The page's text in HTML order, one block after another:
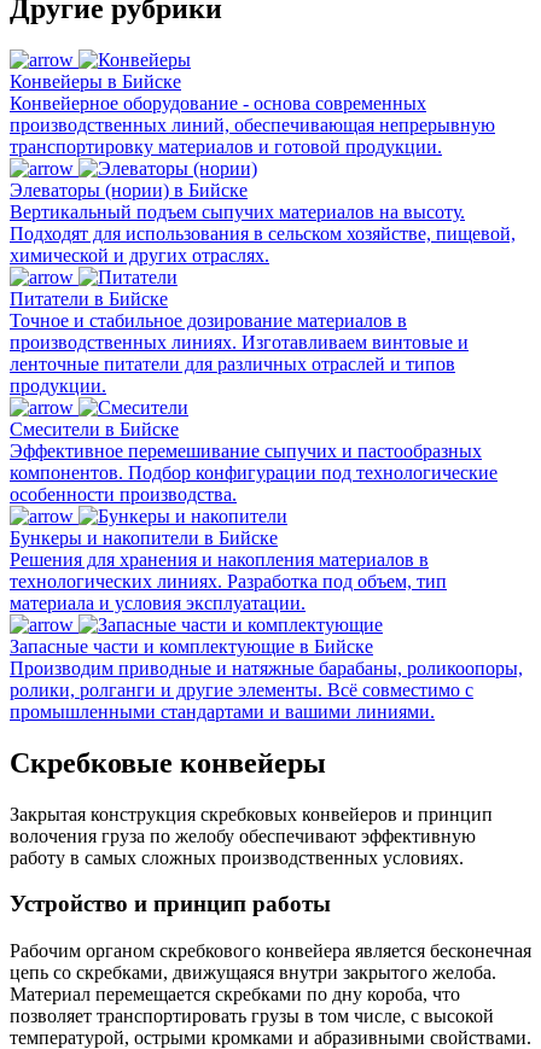
Другие рубрики
Конвейеры в Бийске
Конвейерное оборудование - основа современных
производственных линий, обеспечивающая непрерывную
транспортировку материалов и готовой продукции.
Элеваторы (нории) в Бийске
Вертикальный подъем сыпучих материалов на высоту.
Подходят для использования в сельском хозяйстве, пищевой,
химической и других отраслях.
Питатели в Бийске
Точное и стабильное дозирование материалов в
производственных линиях. Изготавливаем винтовые и
ленточные питатели для различных отраслей и типов
продукции.
Смесители в Бийске
Эффективное перемешивание сыпучих и пастообразных
компонентов. Подбор конфигурации под технологические
особенности производства.
Бункеры и накопители в Бийске
Решения для хранения и накопления материалов в
технологических линиях. Разработка под объем, тип
материала и условия эксплуатации.
Запасные части и комплектующие в Бийске
Производим приводные и натяжные барабаны, роликоопоры,
ролики, ролганги и другие элементы. Всё совместимо с
промышленными стандартами и вашими линиями.
Скребковые конвейеры
Закрытая конструкция скребковых конвейеров и принцип
волочения груза по желобу обеспечивают эффективную
работу в самых сложных производственных условиях.
Устройство и принцип работы
Рабочим органом скребкового конвейера является бесконечная
цепь со скребками, движущаяся внутри закрытого желоба.
Материал перемещается скребками по дну короба, что
позволяет транспортировать грузы в том числе, с высокой
температурой, острыми кромками и абразивными свойствами.